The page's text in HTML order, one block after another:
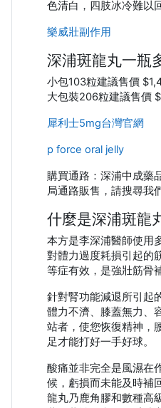
色清白，四肢冰冷難以
樂威壯副作用
深浦斑龍丸一瓶
小包103粒建議售價
大包裝206粒建議售價
犀利士5mg台灣官網
p force oral jelly
購買通路：深浦中成藥
局通路販售，請搜尋我
什麼是深浦斑龍
本方是李深浦醫師使用
對體力過度耗損引起的
等症有效，是強壯筋骨
針對腎功能減退所引起
體力不濟、膝蓋無力、
站者，使您恢復精神，
足才能打好一手好球。
酸痛並非完全是風濕在
候，虧損而未能及時補
龍丸乃鹿角膠和數種高